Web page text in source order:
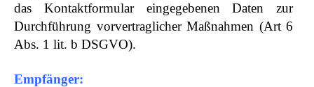
das Kontaktformular eingegebenen Daten zur
Durchführung vorvertraglicher Maßnahmen (Art 6
Abs. 1 lit. b DSGVO).
Empfänger: